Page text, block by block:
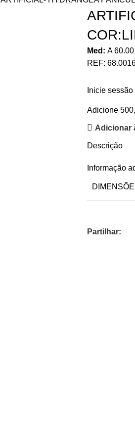
Med: A60.00
REF:
Inicie
Adicione
Adicionar
Descrição
Informação
Partilhar: